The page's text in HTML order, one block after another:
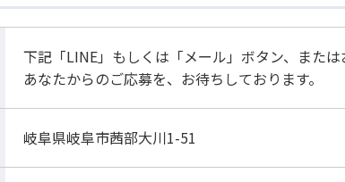
下記「LINE」もしくは「メール」ボタン、または
あなたからのご応募を、お待ちしております。
岐阜県岐阜市茜部大川1-51